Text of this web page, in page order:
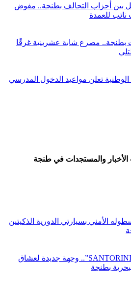
بين أحزاب التحالف بطنجة.. مفوض
للعمدة
بطنجة.. مصرع شابة عشرينية غرقًا
الوطنية تعلن مواعيد الدخول المدرسي
الأخبار والمستجدات في طنجة
الأمني بسيارتي الدورية الذكيتين
افتتاح مطعم “SANTORINI FISH”.. وجهة جديدة لعشاق
بطنجة